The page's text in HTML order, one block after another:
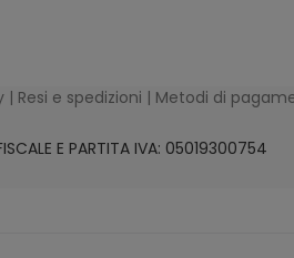
| Resi e spedizioni | Metodi di
E PARTITA IVA: 05019300754